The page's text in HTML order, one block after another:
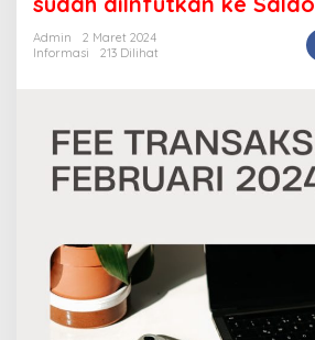
Transaksi
Admin
2 Maret 2024
Informasi
213 Dilihat